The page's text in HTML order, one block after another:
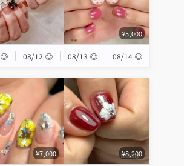
¥5,000
◎ 08/12 ◎ 08/13 ◎ 08/14 ◎
¥7,000 ¥8,200